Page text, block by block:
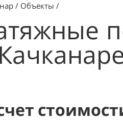
Объекты